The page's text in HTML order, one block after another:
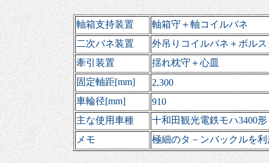
軸箱支持装置
軸箱守＋軸コイルバネ
二次バネ装置
外吊りコイルバネ＋ボル
牽引装置
揺れ枕守＋心皿
固定軸距[mm]
2,300
車輪径[mm]
910
主な使用車種
十和田観光電鉄モハ3400形
メモ
極細のタ－ンバックルを